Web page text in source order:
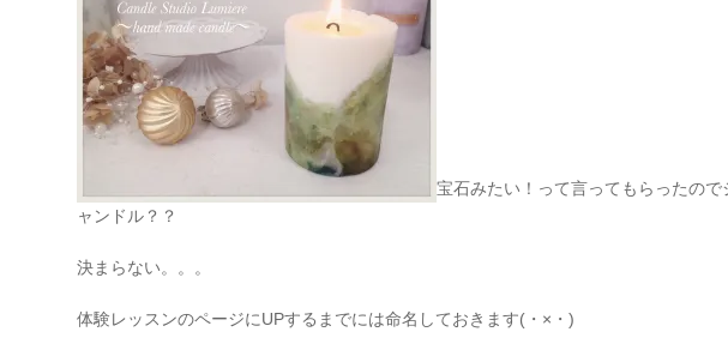
宝石みたい！って言ってもらったので
ャンドル？？
決まらない。。。
体験レッスンのページにUPするまでには命名しておきます(・×・)